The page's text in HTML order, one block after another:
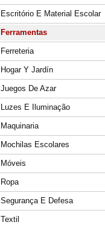
Escritório E Material Escolar
Ferramentas
Ferreteria
Hogar Y Jardín
Juegos De Azar
Luzes E Iluminação
Maquinaria
Mochilas Escolares
Móveis
Ropa
Segurança E Defesa
Textil